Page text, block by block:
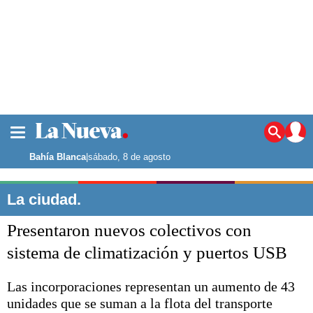
Noticias
La ciudad
Punta Alta
El mundo
Seguridad
Deportes
Escenario Olímpico
Liga del Sur
Bahía Blanca|sábado, 8 de agosto
La ciudad.
Presentaron nuevos colectivos con
sistema de climatización y puertos USB
Las incorporaciones representan un aumento de 43
unidades que se suman a la flota del transporte